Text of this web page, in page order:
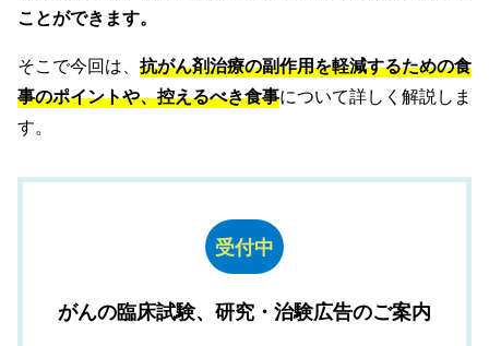
ことができます。
そこで今回は、 抗がん剤治療の副作用を軽減するための食
事のポイントや、控えるべき食事について詳しく解説しま
す。
受付中
がんの臨床試験、研究・治験広告のご案内